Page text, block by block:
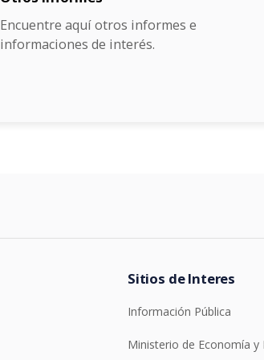
Encuentre aquí otros informes e
informaciones de interés.
Sitios de Interes
Información Pública
Ministerio de Economía y